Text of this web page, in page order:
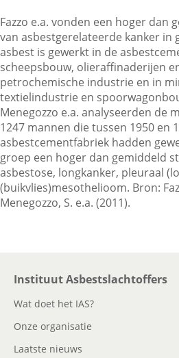
Veelgestelde vragen
Contactgegevens
Zoeken
Fazzo e.a. vonden een hoger dan
van asbestgerelateerde kanker in
asbest is gewerkt in de
scheepsbouw, olieraffinaderijen
petrochemische industrie en in
textielindustrie en
Menegozzo e.a. analyseerden de
1247 mannen die tussen 1950 en
asbestcementfabriek hadden
groep een hoger dan gemiddeld
asbestose, longkanker, pleuraal
(buikvlies)mesothelioom. Bron:
Menegozzo, S. e.a. (2011).
Instituut Asbestslachtoffers
Wat doet het IAS?
Onze organisatie
Laatste nieuws